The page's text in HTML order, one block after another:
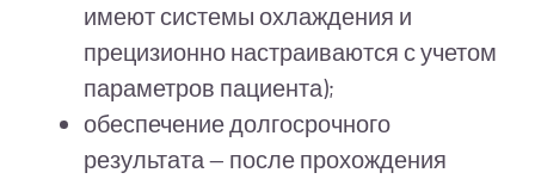
имеют системы охлаждения и
прецизионно настраиваются с учетом
параметров пациента);
обеспечение долгосрочного
результата — после прохождения